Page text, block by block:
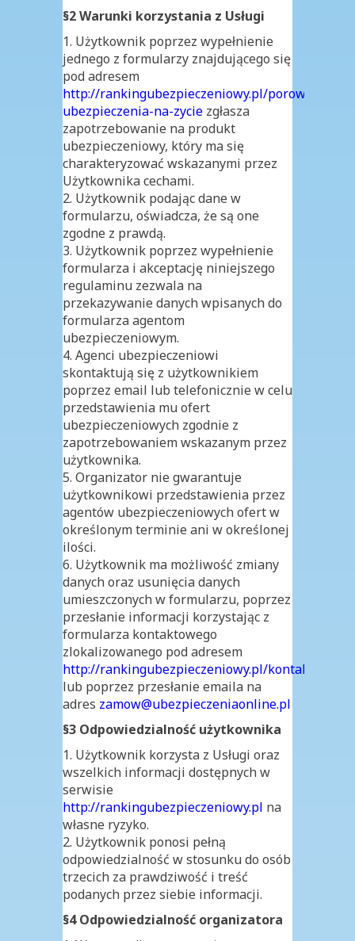
§2 Warunki korzystania z Usługi
1. Użytkownik poprzez wypełnienie
jednego z formularzy znajdującego się
pod adresem
http://rankingubezpieczeniowy.pl/porownaj-
ubezpieczenia-na-zycie zgłasza
zapotrzebowanie na produkt
ubezpieczeniowy, który ma się
charakteryzować wskazanymi przez
Użytkownika cechami.
2. Użytkownik podając dane w
formularzu, oświadcza, że są one
zgodne z prawdą.
3. Użytkownik poprzez wypełnienie
formularza i akceptację niniejszego
regulaminu zezwala na
przekazywanie danych wpisanych do
formularza agentom
ubezpieczeniowym.
4. Agenci ubezpieczeniowi
skontaktują się z użytkownikiem
poprzez email lub telefonicznie w celu
przedstawienia mu ofert
ubezpieczeniowych zgodnie z
zapotrzebowaniem wskazanym przez
użytkownika.
5. Organizator nie gwarantuje
użytkownikowi przedstawienia przez
agentów ubezpieczeniowych ofert w
określonym terminie ani w określonej
ilości.
6. Użytkownik ma możliwość zmiany
danych oraz usunięcia danych
umieszczonych w formularzu, poprzez
przesłanie informacji korzystając z
formularza kontaktowego
zlokalizowanego pod adresem
http://rankingubezpieczeniowy.pl/kontakt
lub poprzez przesłanie emaila na
adres zamow@ubezpieczeniaonline.pl
§3 Odpowiedzialność użytkownika
1. Użytkownik korzysta z Usługi oraz
wszelkich informacji dostępnych w
serwisie
http://rankingubezpieczeniowy.pl na
własne ryzyko.
2. Użytkownik ponosi pełną
odpowiedzialność w stosunku do osób
trzecich za prawdziwość i treść
podanych przez siebie informacji.
§4 Odpowiedzialność organizatora